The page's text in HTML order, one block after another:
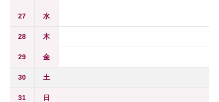
27 水
28 木
29 金
30 土
31 日